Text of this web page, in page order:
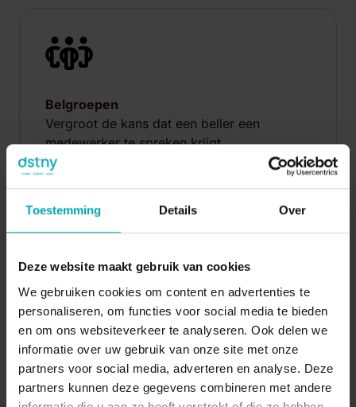
Toestemming Details Over
Deze website maakt gebruik van cookies
We gebruiken cookies om content en advertenties te
personaliseren, om functies voor social media te bieden
en om ons websiteverkeer te analyseren. Ook delen we
informatie over uw gebruik van onze site met onze
partners voor social media, adverteren en analyse. Deze
partners kunnen deze gegevens combineren met andere
Belgroepen
Vergroot de kans dat een beller een
medewerker te spreken krijgt.
Belfilter
Filter en blokkeer telefoonnummers van
bepaalde landen of personen.